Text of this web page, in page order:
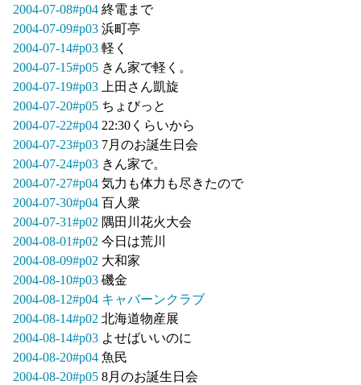
2004-07-08#p04 終電まで
2004-07-09#p03 浜町亭
2004-07-14#p03 軽く
2004-07-15#p05 きん家で軽く。
2004-07-19#p03 上田さん凱旋
2004-07-20#p05 ちょびっと
2004-07-22#p04 22:30くらいから
2004-07-23#p03 7月のお誕生日会
2004-07-24#p03 きん家で。
2004-07-27#p04 気力も体力も尽きたので
2004-07-30#p04 百人衆
2004-07-31#p02 隅田川花火大会
2004-08-01#p02 今日は荒川
2004-08-09#p02 大和家
2004-08-10#p03 磯金
2004-08-12#p04 キャバーンクラブ
2004-08-14#p02 北海道物産展
2004-08-14#p03 よせばいいのに
2004-08-20#p04 魚民
2004-08-20#p05 8月のお誕生日会